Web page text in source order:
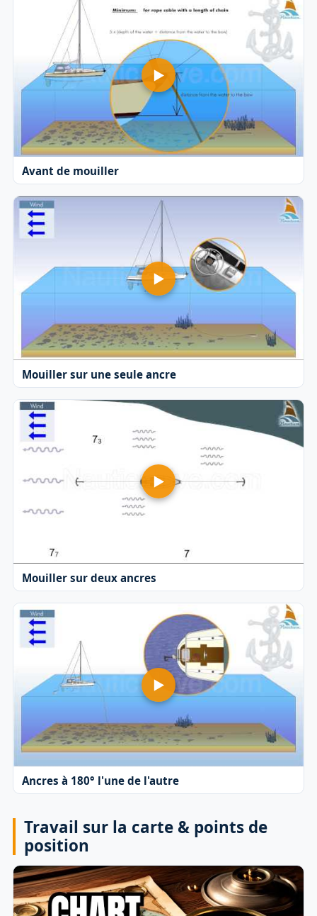
Avant de mouiller
Mouiller sur une seule ancre
Mouiller sur deux ancres
Ancres à 180° l'une de l'autre
Travail sur la carte & points de
position